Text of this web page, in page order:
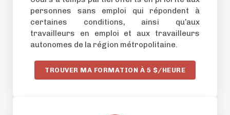
personnes sans emploi qui répondent à
certaines conditions, ainsi qu’aux
travailleurs en emploi et aux travailleurs
autonomes de la région métropolitaine.
TROUVER MA FORMATION À 5 $/HEURE